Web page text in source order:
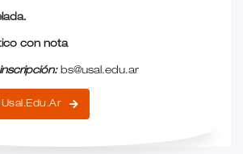
con nota
bs@usal.edu.ar